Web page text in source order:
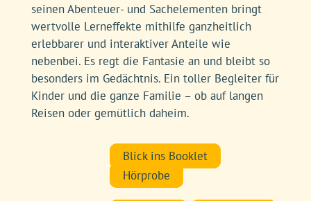
seinen Abenteuer- und Sachelementen bringt
wertvolle Lerneffekte mithilfe ganzheitlich
erlebbarer und interaktiver Anteile wie
nebenbei. Es regt die Fantasie an und bleibt so
besonders im Gedächtnis. Ein toller Begleiter für
Kinder und die ganze Familie – ob auf langen
Reisen oder gemütlich daheim.
Blick ins Booklet
Hörprobe